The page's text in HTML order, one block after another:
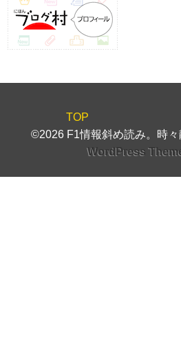
TOP
©2026 F1情報斜め読み。時々
WordPress